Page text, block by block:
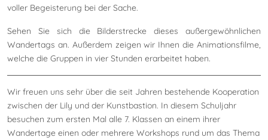
voller Begeisterung bei der Sache.
Sehen Sie sich die Bilderstrecke dieses außergewöhnlichen
Wandertags an. Außerdem zeigen wir Ihnen die Animationsfilme,
welche die Gruppen in vier Stunden erarbeitet haben.
Wir freuen uns sehr über die seit Jahren bestehende Kooperation
zwischen der Lily und der Kunstbastion. In diesem Schuljahr
besuchen zum ersten Mal alle 7. Klassen an einem ihrer
Wandertage einen oder mehrere Workshops rund um das Thema